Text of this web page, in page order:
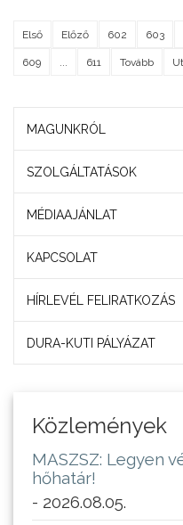
Első Előző 602 603
609 611 Tovább
MAGUNKRÓL
SZOLGÁLTATÁSOK
MÉDIAAJÁNLAT
KAPCSOLAT
HÍRLEVÉL FELIRATKOZÁS
DURA-KUTI PÁLYÁZAT
Közlemények
MASZSZ: Legyen
hőhatár!
- 2026.08.05.